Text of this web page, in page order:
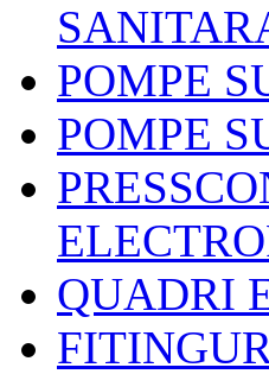
POMPE
POMPE
QUADRI